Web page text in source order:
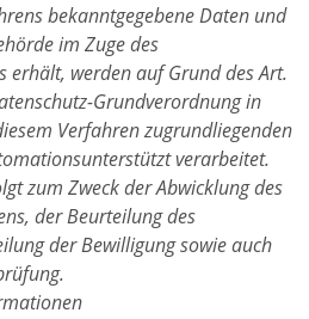
bekanntgegebene Daten und
im Zuge des
erhält, werden auf Grund des Art.
Grundverordnung in
Verfahren zugrundliegenden
verarbeitet.
zum Zweck der Abwicklung des
der Beurteilung des
der Bewilligung sowie auch